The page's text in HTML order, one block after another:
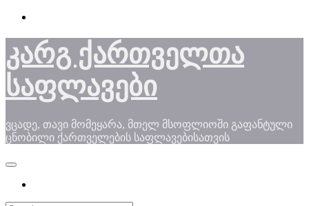
Skip
content
კარგ ქართველთა
საფლავები
ვცადე, თავი მომეყარა, მთელ მსოფლიოში გაფანტული
ცნობილი ქართველების საფლავებისათვის